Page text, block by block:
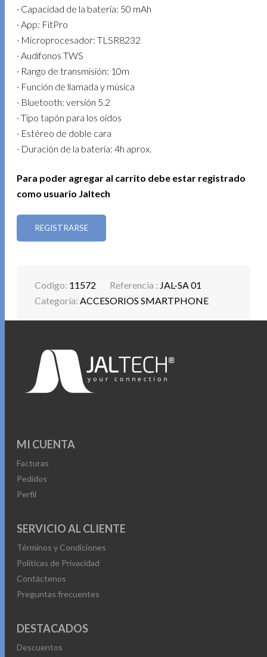
· Capacidad de la batería: 50 mAh
· App: FitPro
· Microprocesador: TLSR8232
· Audífonos TWS
· Rango de transmisión: 10m
· Función de llamada y música
· Bluetooth: versión 5.2
· Tipo tapón para los oídos
· Estéreo de doble cara
· Duración de la batería: 4h aprox.
Para poder agregar al carrito debe estar registrado
como usuario Jaltech
REGISTRARSE
Codigo: 11572 Referencia : JAL-SA 01
Categoría:ACCESORIOS SMARTPHONE
MI CUENTA
Facturas
Pedidos
Perfil
SERVICIO AL CLIENTE
Términos y Condiciones
Políticas de Privacidad
Contáctenos
Preguntas frecuentes
DESTACADOS
Descuentos